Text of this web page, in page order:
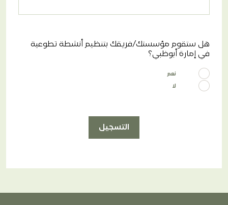
هل ستقوم مؤسستك/فريقك بتنظيم أنشطة تطوعية
في إمارة أبوظبي؟
نعم
لا
التسجيل